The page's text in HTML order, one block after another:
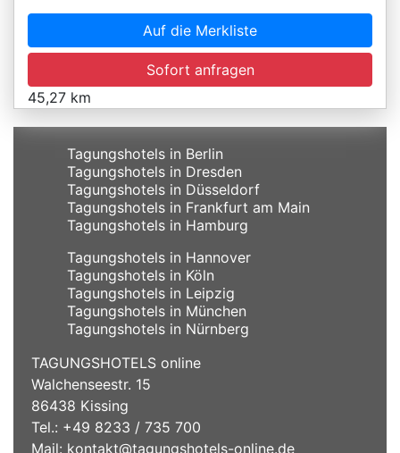
Auf die Merkliste
Sofort anfragen
45,27 km
Tagungshotels in Berlin
Tagungshotels in Dresden
Tagungshotels in Düsseldorf
Tagungshotels in Frankfurt am Main
Tagungshotels in Hamburg
Tagungshotels in Hannover
Tagungshotels in Köln
Tagungshotels in Leipzig
Tagungshotels in München
Tagungshotels in Nürnberg
TAGUNGSHOTELS online
Walchenseestr. 15
86438 Kissing
Tel.: +49 8233 / 735 700
Mail: kontakt@tagungshotels-online.de